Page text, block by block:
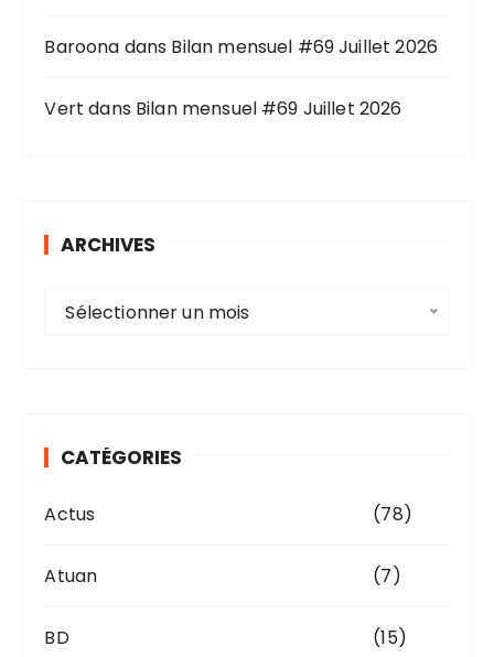
Baroona dans Bilan mensuel #69 Juillet 2026
Vert dans Bilan mensuel #69 Juillet 2026
ARCHIVES
e
Sélectionner un mois
CATÉGORIES
Actus (78)
Atuan (7)
BD (15)